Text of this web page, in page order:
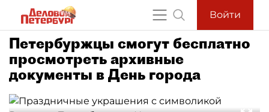
Войти
Петербуржцы смогут бесплатно
просмотреть архивные
документы в День города